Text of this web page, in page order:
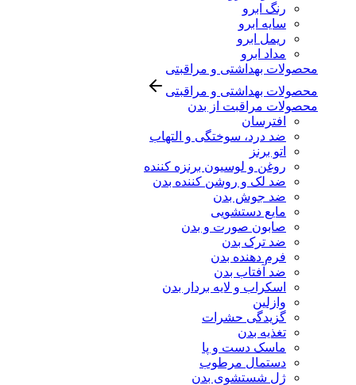
رنگ ابرو
سایه ابرو
ریمل ابرو
مداد ابرو
محصولات بهداشتی و مراقبتی
محصولات بهداشتی و مراقبتی
محصولات مراقبت از بدن
افترسان
ضد درد، سوختگی و التهاب
اتو برنز
روغن و لوسیون برنزه کننده
ضد لک و روشن کننده بدن
ضد جوش بدن
مایع دستشویی
صابون صورت و بدن
ضد ترک بدن
فرم دهنده بدن
ضد آفتاب بدن
اسکراب و لایه بردار بدن
وازلین
گزیدگی حشرات
تغذیه بدن
ماسک دست و پا
دستمال مرطوب
ژل شستشوی بدن